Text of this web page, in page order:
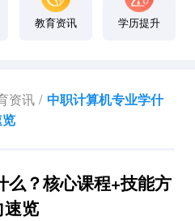
教育资讯 学历提升
资讯/ 中职计算机专业学什
么？核心课程+技能方
速览